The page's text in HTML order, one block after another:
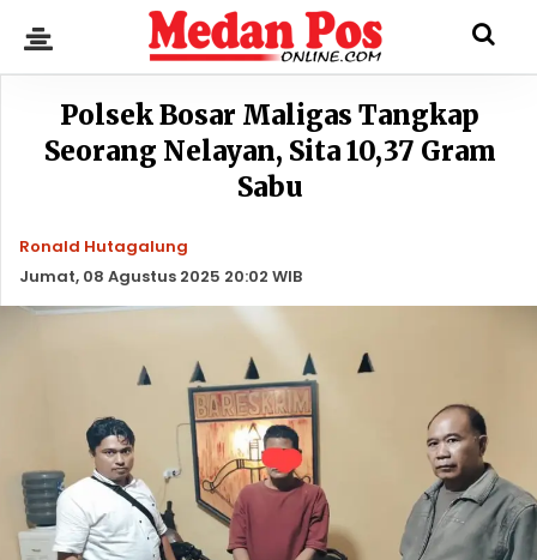
Polsek Bosar Maligas Tangkap
Seorang Nelayan, Sita 10,37 Gram
Sabu
Ronald Hutagalung
Jumat, 08 Agustus 2025 20:02 WIB